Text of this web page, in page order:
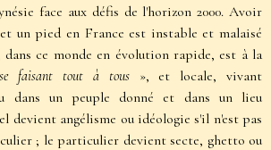
face aux défis de l'horizon 2000. Avoir
un pied en France est instable et malaisé
ce monde en évolution rapide, est à la
se faisant tout à tous », et locale, vivant
dans un peuple donné et dans un lieu
devient angélisme ou idéologie s'il n'est pas
; le particulier devient secte, ghetto ou